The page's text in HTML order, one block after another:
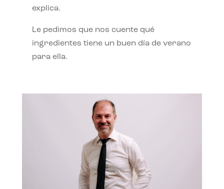
explica.
Le pedimos que nos cuente qué
ingredientes tiene un buen día de verano
para ella.